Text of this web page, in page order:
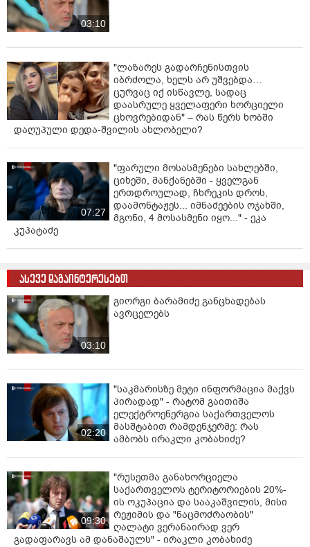
03:10
"ლაზარეს გადარჩენისთვის
იბრძოლა, ხელს არ უშვებდა…
ცურვაც იქ ისწავლე, სადაც
დაასრულე ყველაფერი ხორციელი
ცხოვრებიდან" – რას წერს ხობში
დაღუპული დედა-შვილის ახლობელი?
07:27
"ფარული მოსასმენები სახლებში,
ციხეში, მანქანებში - ყველგან
ერთდროულად, ჩხრეკის დროს,
დაამონტაჟეს... იმნაძეების ოჯახში,
მგონი, 4 მოსასმენი იყო..." - ეკა
კუპატაძე
ასევე დაგაინტერესებთ
03:10
გიორგი ბარამიძე განცხადებას
ავრცელებს
02:20
"საკმარისზე მეტი ინფორმაცია მაქვს
პირადად" - რატომ გაითიშა
ელექტროენერგია საქართველოს
მასშტაბით რამდენჯერმე: რას
ამბობს ირაკლი კობახიძე?
09:30
"რუსეთმა განახორციელა
საქართველოს ტერიტორიების 20%-
ის ოკუპაცია და სააკაშვილის, მისი
რეჟიმის და "ნაცმოძრაობის"
ღალატი ვერანაირად ვერ
გადაფარავს ამ დანაშაულს" - ირაკლი კობახიძე